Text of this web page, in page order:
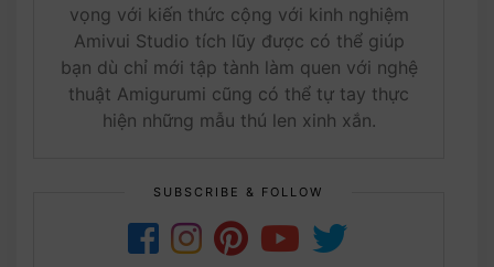
vọng với kiến thức cộng với kinh nghiệm
Amivui Studio tích lũy được có thể giúp
bạn dù chỉ mới tập tành làm quen với nghệ
thuật Amigurumi cũng có thể tự tay thực
hiện những mẫu thú len xinh xắn.
SUBSCRIBE & FOLLOW